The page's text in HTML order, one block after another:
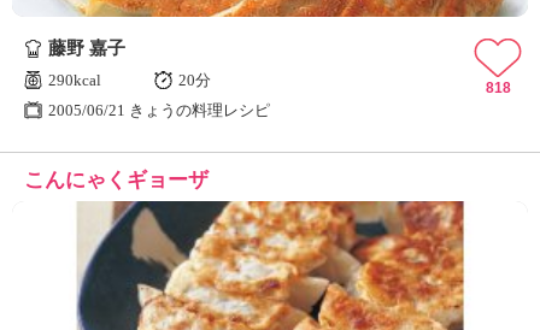
藤野 嘉子
290kcal
20分
2005/06/21 きょうの料理レシピ
818
こんにゃくギョーザ